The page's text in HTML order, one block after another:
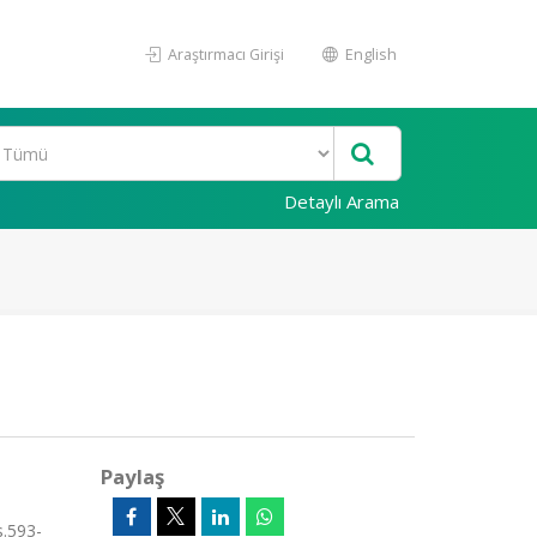
Araştırmacı Girişi English
Detaylı Arama
Paylaş